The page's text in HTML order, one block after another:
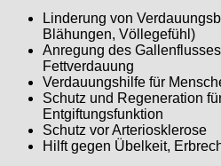
Linderung von
Blähungen, Völlegefühl)
Anregung des
Fettverdauung
Verdauungshilfe für
Schutz und Regeneration
Entgiftungsfunktion
Schutz vor Arteriosklerose
Hilft gegen Übelkeit,